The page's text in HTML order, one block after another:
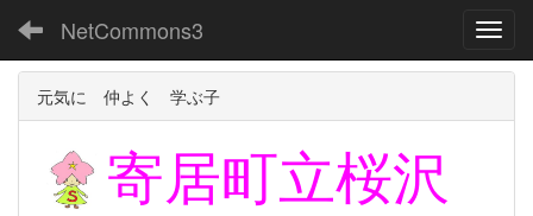
NetCommons3
元気に 仲よく 学ぶ子
寄居町立桜沢